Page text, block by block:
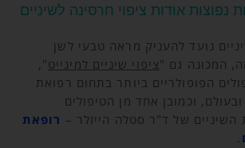
נפוצות אודות ציפוי חרסינה לשיניים
נועד להעניק מראה טבעי לשן
המכונה גם "ציפוי שיניים למינייט",
הפופולריים ביותר בתחום רפואת
וכמובן אחד מן הטיפולים
השיניים של ד"ר סטלה הייזלר – רופאת